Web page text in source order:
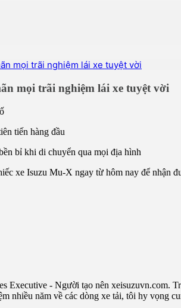
mọi trãi nghiệm lái xe tuyệt vời
mọi trãi nghiệm lái xe tuyệt vời
tiến hàng đầu
bỉ khi di chuyển qua mọi địa hình
xe Isuzu Mu-X ngay từ hôm nay để nhận
Executive - Người tạo nên xeisuzuvn.com.
nhiều năm về các dòng xe tải, tôi hy vọng